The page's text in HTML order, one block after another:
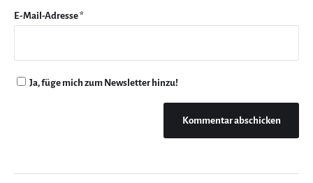
E-Mail-Adresse*
Ja, füge mich zum Newsletter hinzu!